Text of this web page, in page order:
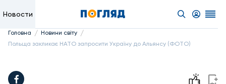
Новости
Головна / Новини світу /
Польща закликає НАТО запросити Україну до Альянсу (ФОТО)